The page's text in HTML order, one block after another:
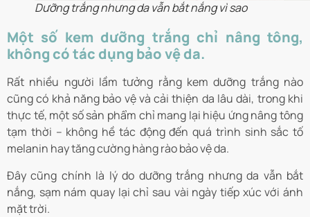
Dưỡng trắng nhưng da vẫn bắt nắng vì sao
Một số kem dưỡng trắng chỉ nâng tông,
không có tác dụng bảo vệ da.
Rất nhiều người lầm tưởng rằng kem dưỡng trắng nào
cũng có khả năng bảo vệ và cải thiện da lâu dài, trong khi
thực tế, một số sản phẩm chỉ mang lại hiệu ứng nâng tông
tạm thời – không hề tác động đến quá trình sinh sắc tố
melanin hay tăng cường hàng rào bảo vệ da.
Đây cũng chính là lý do dưỡng trắng nhưng da vẫn bắt
nắng, sạm nám quay lại chỉ sau vài ngày tiếp xúc với ánh
mặt trời.